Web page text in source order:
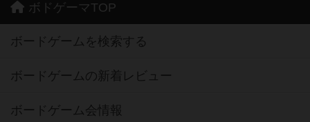
ボドゲーマTOP
ボードゲームを検索する
ボードゲームの新着レビュー
ボードゲーム会情報